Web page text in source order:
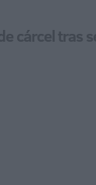
cárcel tras